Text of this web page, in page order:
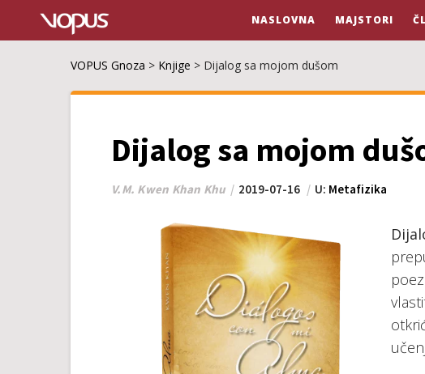
NASLOVNA MAJSTORI
VOPUS Gnoza > Knjige > Dijalog sa mojom dušom
Dijalog sa mojom
V.M. Kwen Khan Khu 2019-07-16 U: Metafizika